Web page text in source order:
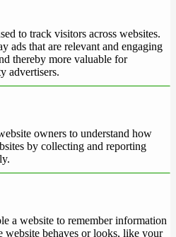
to track visitors across websites.
ads that are relevant and engaging
thereby more valuable for
advertisers.
owners to understand how
by collecting and reporting
a website to remember information
website behaves or looks, like your